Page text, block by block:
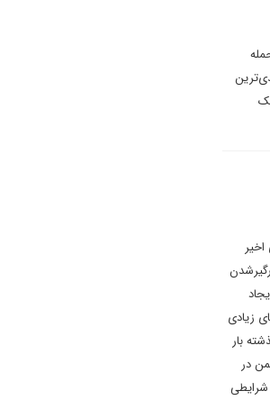
زیادی
بار
در
شرایطی